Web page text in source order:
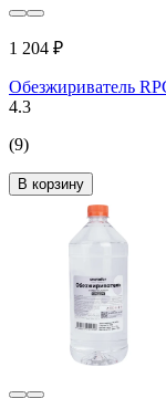
1 204 ₽
Обезжириватель
4.3
(9)
В корзину